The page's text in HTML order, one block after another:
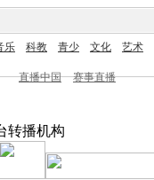
乐 科教 青少 文化 艺术
直播中国
赛事直播
转播机构